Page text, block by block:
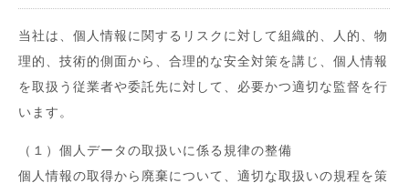
当社は、個人情報に関するリスクに対して組織的、人的、物
理的、技術的側面から、合理的な安全対策を講じ、個人情報
を取扱う従業者や委託先に対して、必要かつ適切な監督を行
います。
（１）個人データの取扱いに係る規律の整備
個人情報の取得から廃棄について、適切な取扱いの規程を策